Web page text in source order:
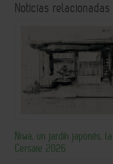
Noticias relacionadas
Niwa, un jardín japonés,
Cersaie 2026